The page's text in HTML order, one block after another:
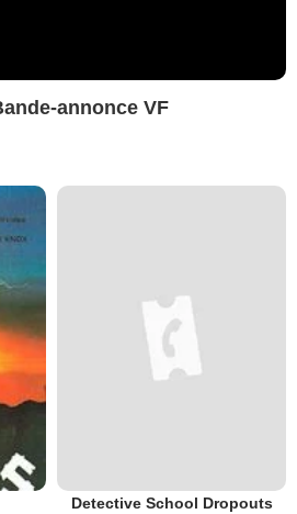
annonce VF
Detective School Dropouts